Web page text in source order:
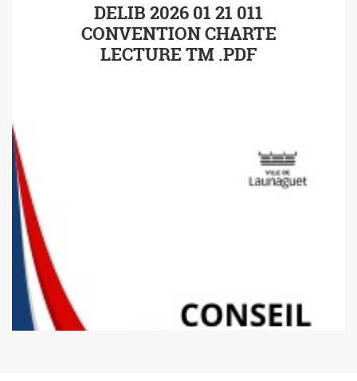
programmation
culturelle, la vie
DELIB 2026 01 21 011
CONVENTION CHARTE
LECTURE TM .PDF